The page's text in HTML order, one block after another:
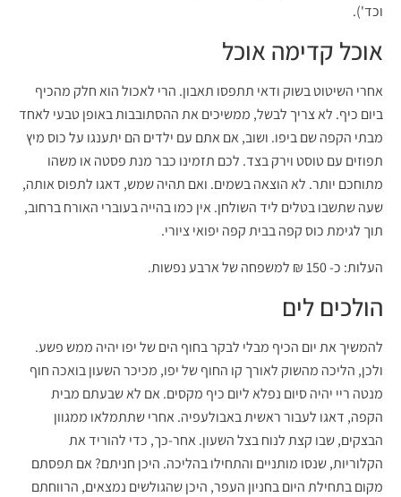
וכד').
אוכל קדימה אוכל
אחרי השיטוט בשוק ודאי תתפסו תאבון. הרי לאכול הוא חלק מהכיף
ביום כיף. לא צריך לבשל, ממשיכים את ההסתובבות באופן טבעי לאחד
מבתי הקפה שם ביפו. ושוב, אם אתם עם ילדים הם יתענגו על כוס מיץ
תפוזים עם טוסט וירק בצד. לכם תזמינו כבר מנת פסטה או משהו
מתוחכם יותר. לא הוצאה בשמים. ואם תהיה שמש, דאגו לתפוס אותה,
שעה שתשבו בטלים ליד השולחן. אין כמו בהייה בעוברי האורח ברחוב,
תוך לגימת כוס קפה בבית קפה יפואי ציורי.
העלות: כ- 150 ₪ למשפחה של ארבע נפשות.
הולכים לים
להמשיך את יום הכיף מבלי לבקר בחוף הים של יפו יהיה ממש פשע.
ולכן, הליכה מהשוק לאורך קו החוף של יפו, מכיכר השעון בואכה חוף
מנטה ריי יהיה סיום נפלא ליום כיף מקסים. אם לא שבעתם מבית
הקפה, דאגו לעבור ראשית באבולעפיה. אחרי שתתמלאו ממגוון
הבצקים, שבו קצת לנוח בצל השעון. אחר-כך, כדי להוריד את
הקלוריות, שנסו מותניים והתחילו בהליכה. היכן חניתם? אם תפסתם
מקום בתחילת היום בחניון העפר, היכן שהגולשים נמצאים, הרווחתם